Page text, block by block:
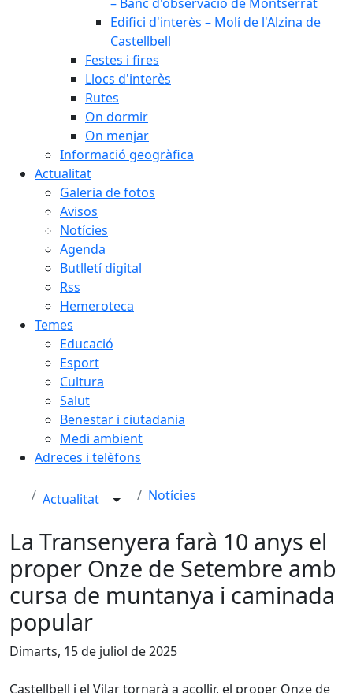
Edifici d'interès – Molí de l'Alzina de
Castellbell
Festes i fires
Llocs d'interès
Rutes
On dormir
On menjar
Informació geogràfica
Actualitat
Galeria de fotos
Avisos
Notícies
Agenda
Butlletí digital
Rss
Hemeroteca
Temes
Educació
Esport
Cultura
Salut
Benestar i ciutadania
Medi ambient
Adreces i telèfons
Actualitat Notícies
La Transenyera farà 10 anys el
proper Onze de Setembre amb
cursa de muntanya i caminada
popular
Dimarts, 15 de juliol de 2025
Castellbell i el Vilar tornarà a acollir, el proper Onze de